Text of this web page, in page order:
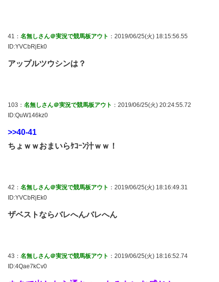
41： 名無しさん＠実況で競馬板アウト ：2019/06/25(火) 18:15:56.55
ID:YVCbRjEk0
アップルツウシンは？
103： 名無しさん＠実況で競馬板アウト ：2019/06/25(火) 20:24:55.72
ID:QuW146kz0
>>40-41
ちょｗｗおまいらｹｺｰﾝ汁ｗｗ！
42： 名無しさん＠実況で競馬板アウト ：2019/06/25(火) 18:16:49.31
ID:YVCbRjEk0
ザベストならバレへんバレへん
43： 名無しさん＠実況で競馬板アウト ：2019/06/25(火) 18:16:52.74
ID:4Qae7kCv0